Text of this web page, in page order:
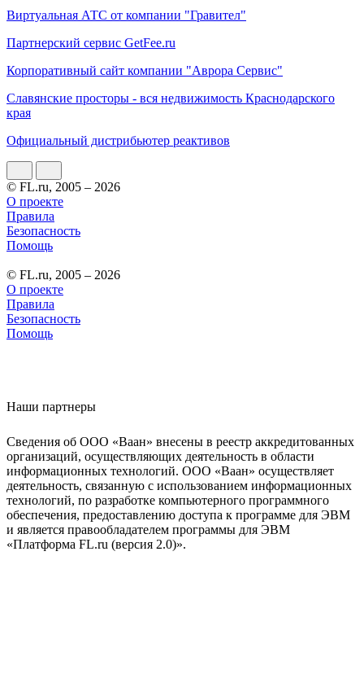
Виртуальная АТС от компании "Гравител"
Партнерский сервис GetFee.ru
Корпоративный сайт компании "Аврора Сервис"
Славянские просторы - вся недвижимость Краснодарского
края
Официальный дистрибьютер реактивов
© FL.ru, 2005 – 2026
О проекте
Правила
Безопасность
Помощь
© FL.ru, 2005 – 2026
О проекте
Правила
Безопасность
Помощь
Наши партнеры
Сведения об ООО «Ваан» внесены в реестр аккредитованных
организаций, осуществляющих деятельность в области
информационных технологий. ООО «Ваан» осуществляет
деятельность, связанную с использованием информационных
технологий, по разработке компьютерного программного
обеспечения, предоставлению доступа к программе для ЭВМ
и является правообладателем программы для ЭВМ
«Платформа FL.ru (версия 2.0)».